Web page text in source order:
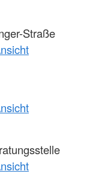
Straße